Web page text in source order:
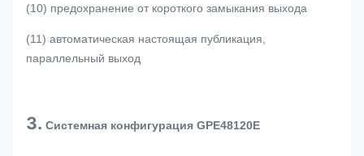
(10) предохранение от короткого замыкания выхода
(11) автоматическая настоящая публикация,
параллельный выход
3. Системная конфигурация GPE48120E